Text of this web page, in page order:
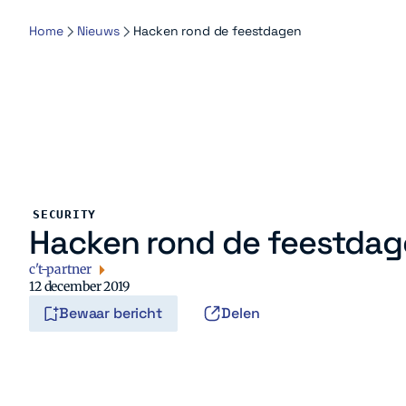
Home Nieuws Hacken rond de feestdagen
SECURITY
Hacken rond de
c't-partner
12 december 2019
Bewaar bericht Delen